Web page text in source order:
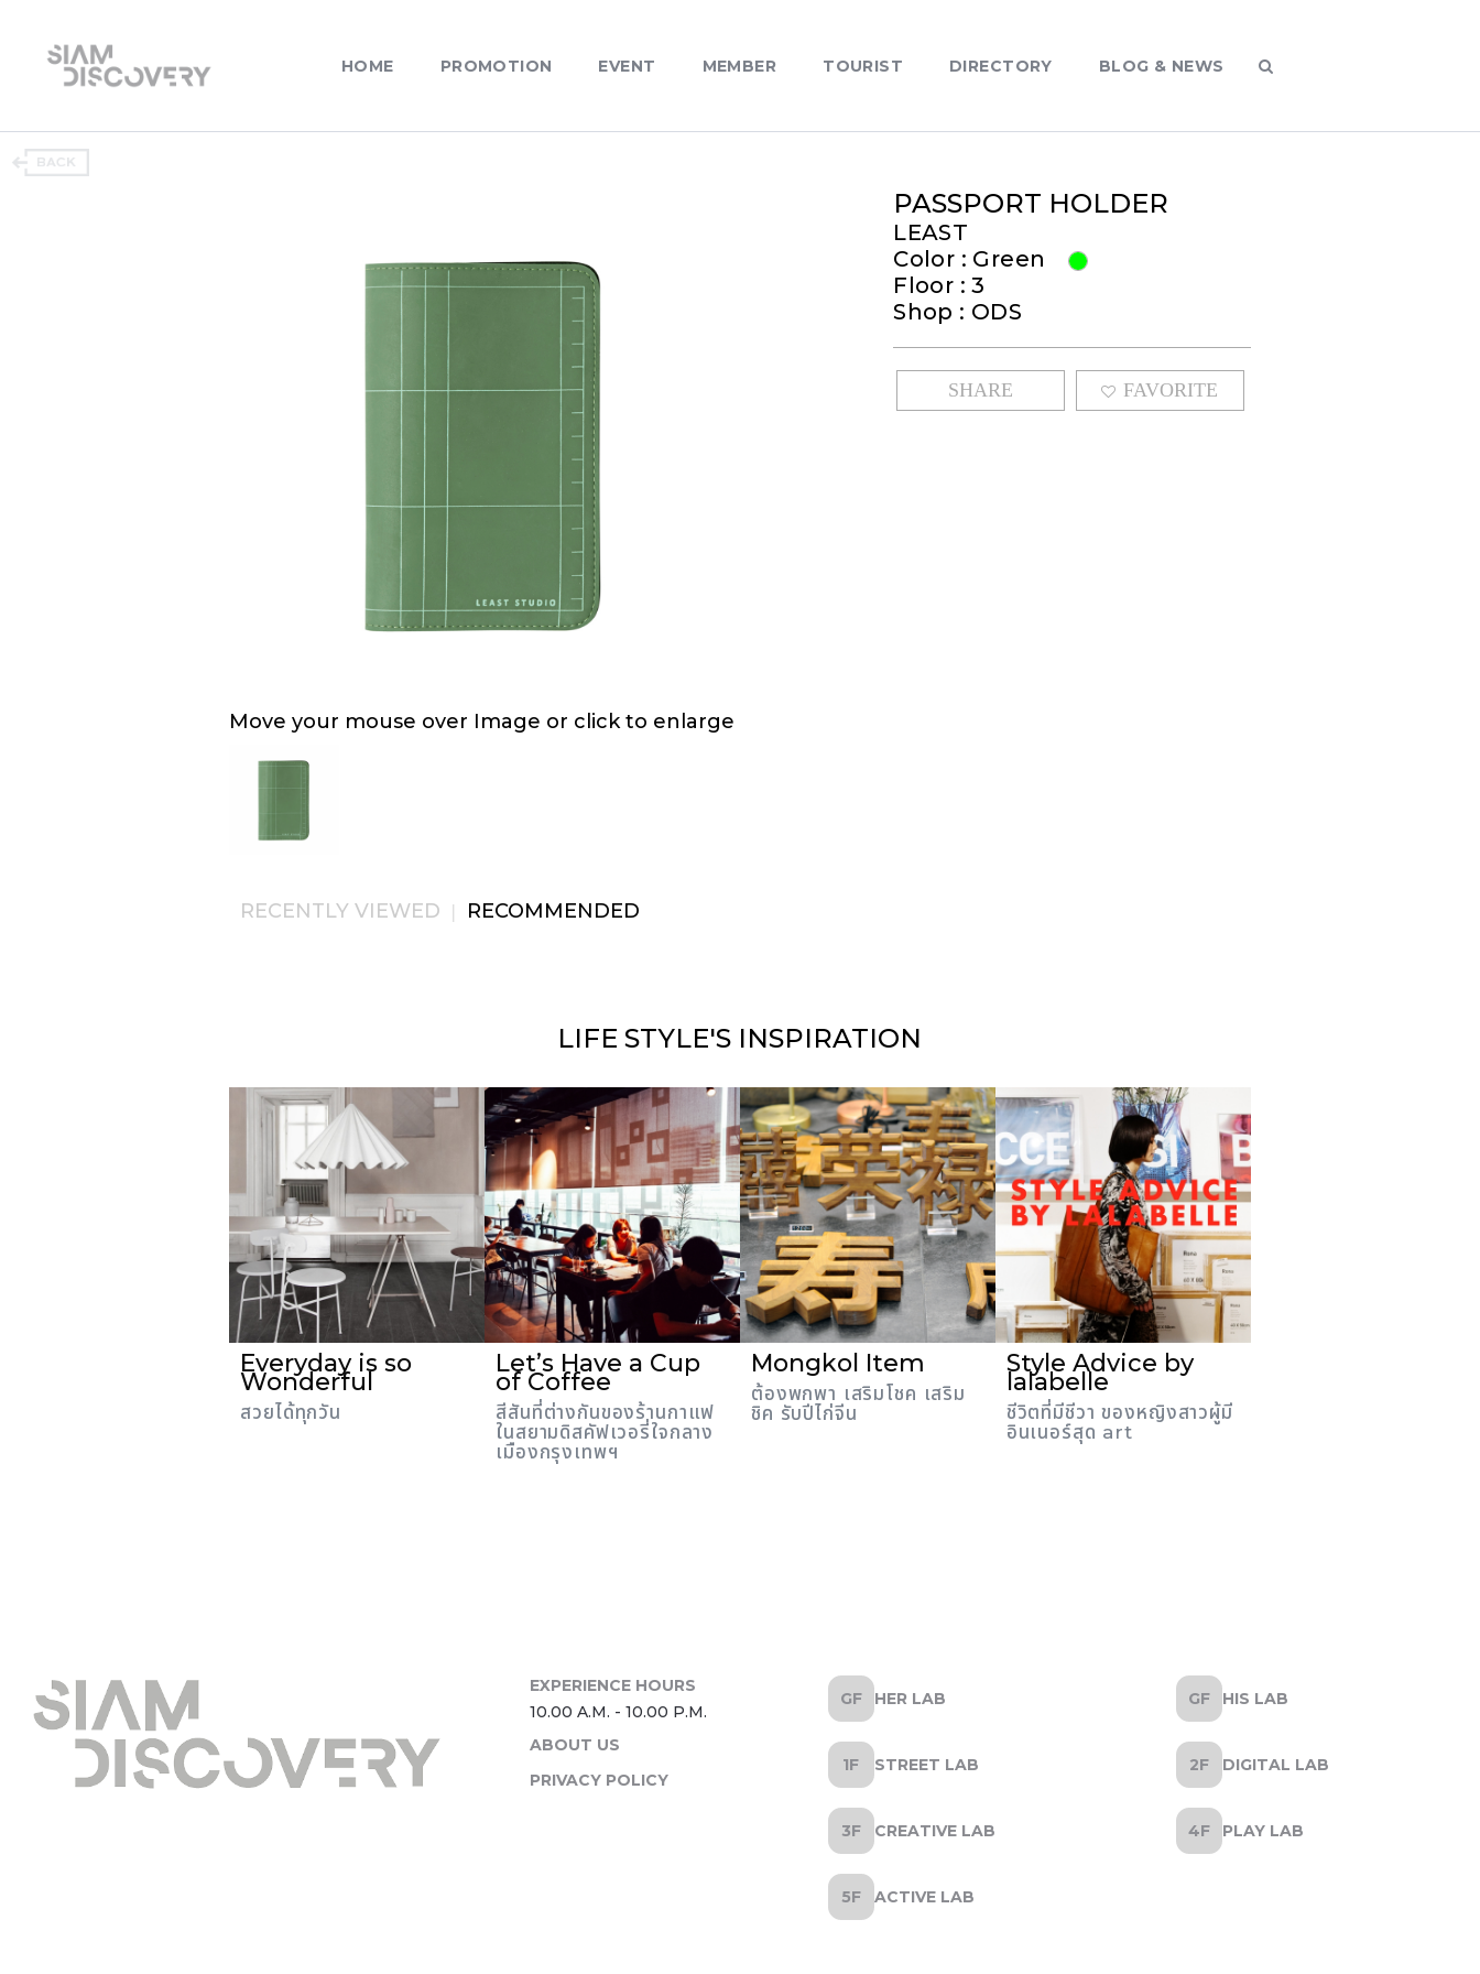
HOME PROMOTION EVENT MEMBER TOURIST DIRECTORY BLOG & NEWS
Move your mouse over Image or click to enlarge
PASSPORT HOLDER
LEAST
Color : Green
Floor : 3
Shop : ODS
SHARE FAVORITE
RECENTLY VIEWED | RECOMMENDED
LIFE STYLE'S INSPIRATION
Everyday is so
Wonderful
สวยได้ทุกวัน
Let’s Have a Cup
of Coffee
สีสันที่ต่างกันของร้านกาแฟ
ในสยามดิสคัฟเวอรี่ใจกลาง
เมืองกรุงเทพฯ
Mongkol Item
ต้องพกพา เสริมโชค เสริม
ชิค รับปีไก่จีน
Style Advice by
lalabelle
ชีวิตที่มีชีวา ของหญิงสาวผู้มี
อินเนอร์สุด art
ABOUT US
PRIVACY POLICY
HER LAB HIS LAB
STREET LAB DIGITAL LAB
CREATIVE LAB PLAY LAB
ACTIVE LAB